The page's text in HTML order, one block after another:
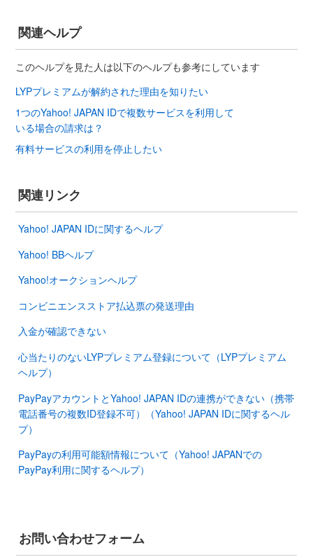
関連ヘルプ
このヘルプを見た人は以下のヘルプも参考にしています
LYPプレミアムが解約された理由を知りたい
1つのYahoo! JAPAN IDで複数サービスを利用して
いる場合の請求は？
有料サービスの利用を停止したい
関連リンク
Yahoo! JAPAN IDに関するヘルプ
Yahoo! BBヘルプ
Yahoo!オークションヘルプ
コンビニエンスストア払込票の発送理由
入金が確認できない
心当たりのないLYPプレミアム登録について（LYPプレミアム
ヘルプ）
PayPayアカウントとYahoo! JAPAN IDの連携ができない（携帯
電話番号の複数ID登録不可）（Yahoo! JAPAN IDに関するヘル
プ）
PayPayの利用可能額情報について（Yahoo! JAPANでの
PayPay利用に関するヘルプ）
お問い合わせフォーム